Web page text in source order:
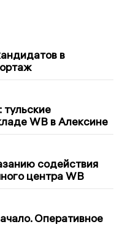
в
WB в Алексине
содействия
центра WB
Оперативное